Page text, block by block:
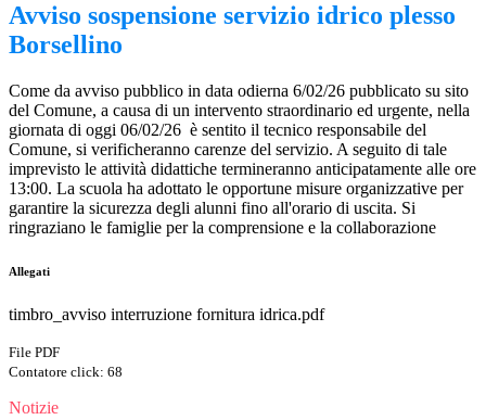
Avviso sospensione servizio idrico plesso
Borsellino
Come da avviso pubblico in data odierna 6/02/26 pubblicato su sito
del Comune, a causa di un intervento straordinario ed urgente, nella
giornata di oggi 06/02/26 è sentito il tecnico responsabile del
Comune, si verificheranno carenze del servizio. A seguito di tale
imprevisto le attività didattiche termineranno anticipatamente alle ore
13:00. La scuola ha adottato le opportune misure organizzative per
garantire la sicurezza degli alunni fino all'orario di uscita. Si
ringraziano le famiglie per la comprensione e la collaborazione
Allegati
timbro_avviso interruzione fornitura idrica.pdf
File PDF
Contatore click: 68
Notizie